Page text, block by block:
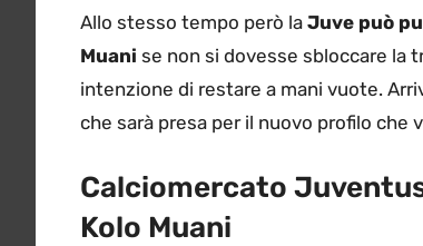
Allo stesso tempo però la Juve può
Muani se non si dovesse sbloccare la
intenzione di restare a mani vuote.
che sarà presa per il nuovo profilo che
Calciomercato
Kolo Muani